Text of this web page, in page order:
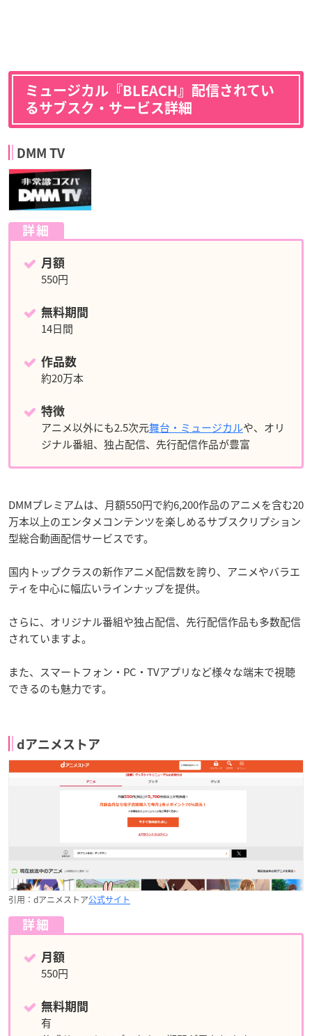
ミュージカル『BLEACH』配信されてい
るサブスク・サービス詳細
DMM TV
詳細
月額
550円
無料期間
14日間
作品数
約20万本
特徴
アニメ以外にも2.5次元舞台・ミュージカルや、オリ
ジナル番組、独占配信、先行配信作品が豊富
DMMプレミアムは、月額550円で約6,200作品のアニメを含む20
万本以上のエンタメコンテンツを楽しめるサブスクリプション
型総合動画配信サービスです。
国内トップクラスの新作アニメ配信数を誇り、アニメやバラエ
ティを中心に幅広いラインナップを提供。
さらに、オリジナル番組や独占配信、先行配信作品も多数配信
されていますよ。
また、スマートフォン・PC・TVアプリなど様々な端末で視聴
できるのも魅力です。
dアニメストア
引用：dアニメストア公式サイト
詳細
月額
550円
無料期間
有